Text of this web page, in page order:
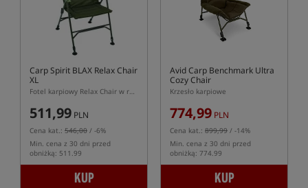
Carp Spirit BLAX Relax Chair
XL
Fotel karpiowy Relax Chair w rozmiarze XL serii BLAX
511,99 PLN
Cena kat.: 546,00 / -6%
Min. cena z 30 dni przed
obniżką: 511.99
KUP
Avid Carp Benchmark Ultra
Cozy Chair
Krzesło karpiowe
774,99 PLN
Cena kat.: 899,99 / -14%
Min. cena z 30 dni przed
obniżką: 774.99
KUP